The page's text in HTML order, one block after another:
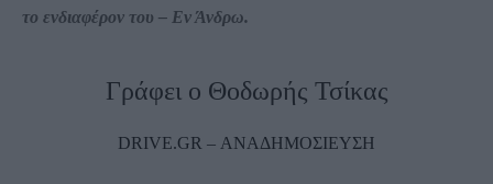
το ενδιαφέρον του – Εν Άνδρω.
Γράφει ο Θοδωρής Τσίκας
DRIVE.GR – ΑΝΑΔΗΜΟΣΙΕΥΣΗ